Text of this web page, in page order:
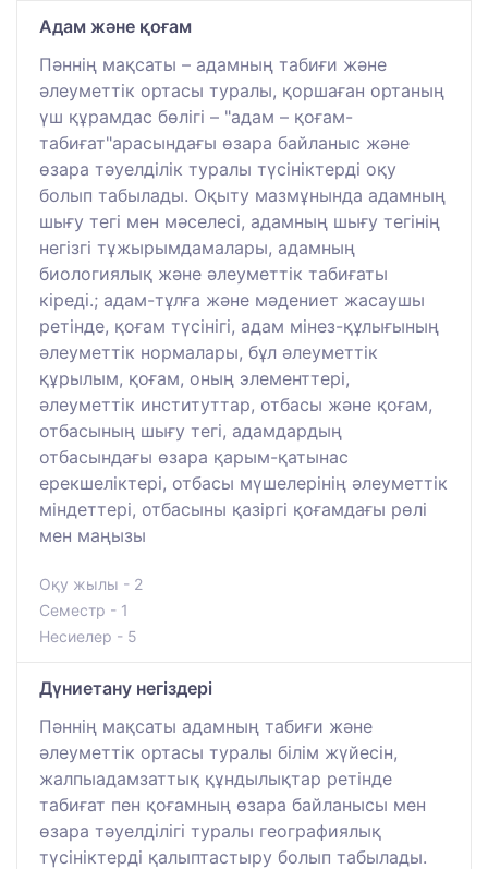
Адам және қоғам
Пәннің мақсаты – адамның табиғи және
әлеуметтік ортасы туралы, қоршаған ортаның
үш құрамдас бөлігі – "адам – қоғам-
табиғат"арасындағы өзара байланыс және
өзара тәуелділік туралы түсініктерді оқу
болып табылады. Оқыту мазмұнында адамның
шығу тегі мен мәселесі, адамның шығу тегінің
негізгі тұжырымдамалары, адамның
биологиялық және әлеуметтік табиғаты
кіреді.; адам-тұлға және мәдениет жасаушы
ретінде, қоғам түсінігі, адам мінез-құлығының
әлеуметтік нормалары, бұл әлеуметтік
құрылым, қоғам, оның элементтері,
әлеуметтік институттар, отбасы және қоғам,
отбасының шығу тегі, адамдардың
отбасындағы өзара қарым-қатынас
ерекшеліктері, отбасы мүшелерінің әлеуметтік
міндеттері, отбасыны қазіргі қоғамдағы рөлі
мен маңызы
Оқу жылы - 2
Семестр - 1
Несиелер - 5
Дүниетану негіздері
Пәннің мақсаты адамның табиғи және
әлеуметтік ортасы туралы білім жүйесін,
жалпыадамзаттық құндылықтар ретінде
табиғат пен қоғамның өзара байланысы мен
өзара тәуелділігі туралы географиялық
түсініктерді қалыптастыру болып табылады.